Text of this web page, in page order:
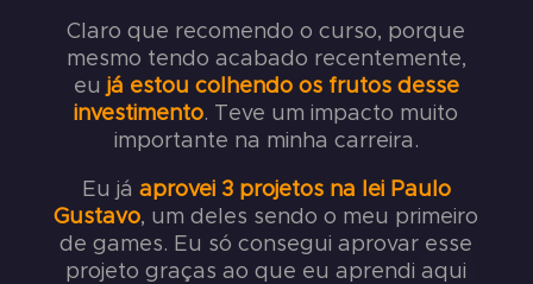
Claro que recomendo o curso, porque
mesmo tendo acabado recentemente,
eu já estou colhendo os frutos desse
investimento. Teve um impacto muito
importante na minha carreira.
Eu já aprovei 3 projetos na lei Paulo
Gustavo, um deles sendo o meu primeiro
de games. Eu só consegui aprovar esse
projeto graças ao que eu aprendi aqui